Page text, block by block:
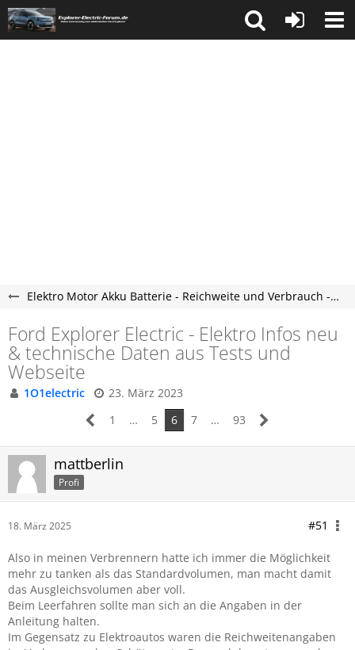
Elektro Motor Akku Batterie - Reichweite und Verbrauch - Explorer Electric Forum
Ford Explorer Electric - Elektro Infos neu
& technische Daten aus Tests und
Webseite
1O1electric
23. März 2023
1
… 5 6 7 … 93
mattberlin
Profi
18. März 2025 #51
Also in meinen Verbrennern hatte ich immer die Möglichkeit
mehr zu tanken als das Standardvolumen, man macht damit
das Ausgleichsvolumen aber voll.
Beim Leerfahren sollte man sich an die Angaben in der
Anleitung halten.
Im Gegensatz zu Elektroautos waren die Reichweitenangaben